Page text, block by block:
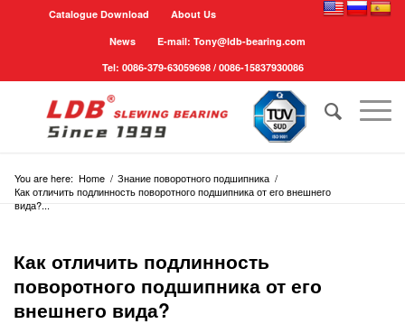
Catalogue Download
About Us
News
E-mail: Tony@ldb-bearing.com
Tel: 0086-379-63059698 / 0086-15837930086
You are here: Home / Знание поворотного подшипника /
Как отличить подлинность поворотного подшипника от его внешнего
вида?...
Как отличить подлинность
поворотного подшипника от его
внешнего вида?